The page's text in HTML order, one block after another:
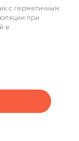
с герметичным
при
в